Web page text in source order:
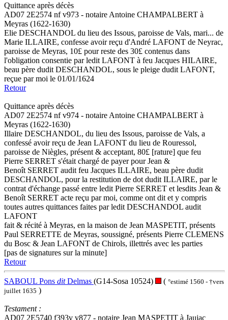
Quittance après décès
AD07 2E2574 nf v973 - notaire Antoine CHAMPALBERT à
Meyras (1622-1630)
Elie DESCHANDOL du lieu des Issous, paroisse de Vals, mari... de
Marie ILLAIRE, confesse avoir reçu d'André LAFONT de Neyrac,
paroisse de Meyras, 10£ pour reste des 30£ contenus dans
l'obligation consentie par ledit LAFONT à feu Jacques HILAIRE,
beau père dudit DESCHANDOL, sous le pleige dudit LAFONT,
reçue par moi le 01/01/1624
Retour
Quittance après décès
AD07 2E2574 nf v974 - notaire Antoine CHAMPALBERT à
Meyras (1622-1630)
Illaire DESCHANDOL, du lieu des Issous, paroisse de Vals, a
confessé avoir reçu de Jean LAFONT du lieu de Rouressol,
paroisse de Niègles, présent & acceptant, 80£ [rature] que feu
Pierre SERRET s'était chargé de payer pour Jean &
Benoît SERRET audit feu Jacques ILLAIRE, beau père dudit
DESCHANDOL, pour la restitution de dot dudit ILLAIRE, par le
contrat d'échange passé entre ledit Pierre SERRET et lesdits Jean &
Benoît SERRET acte reçu par moi, comme ont dit et y compris
toutes autres quittances faites par ledit DESCHANDOL audit
LAFONT
fait & récité à Meyras, en la maison de Jean MASPETIT, présents
Paul SERRETTE de Meyras, soussigné, présents Pierre CLEMENS
du Bosc & Jean LAFONT de Chirols, illettrés avec les parties
[pas de signatures sur la minute]
Retour
SABOUL Pons ditDelmas (G14-Sosa 10524) ( °estimé 1560 - †vers
juillet 1635 )
Testament :
AD07 2E5740 f393v v877 - notaire Jean MASPETIT à Jaujac